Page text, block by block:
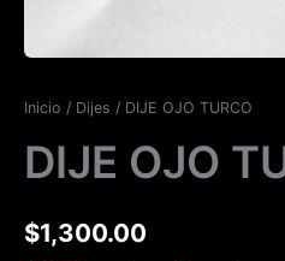
Inicio / Dijes / DIJE OJO TURCO
DIJE OJO
$1,300.00